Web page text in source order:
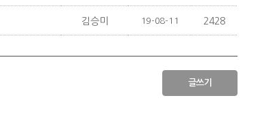
김승미 19-08-11 2428
글쓰기